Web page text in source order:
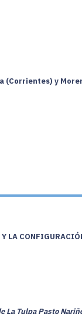
(Corrientes) y
LA
La Tulpa Pasto